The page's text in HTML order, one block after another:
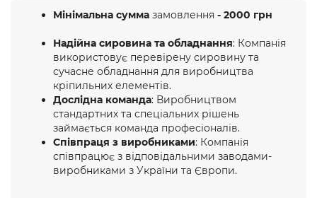
Мінімальна сумма замовлення - 2000 грн
Надійна сировина та обладнання: Компанія
використовує перевірену сировину та
сучасне обладнання для виробництва
кріпильних елементів.
Дослідна команда: Виробництвом
стандартних та спеціальних рішень
займається команда професіоналів.
Співпраця з виробниками: Компанія
співпрацює з відповідальними заводами-
виробниками з України та Європи.